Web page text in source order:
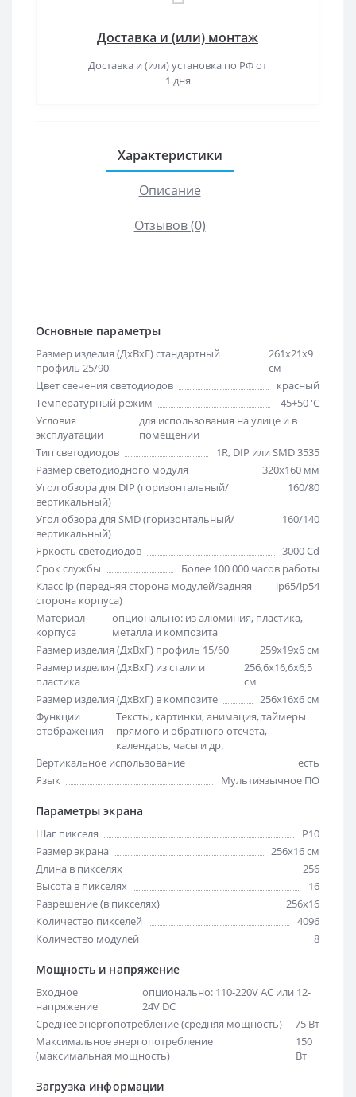
Доставка и (или) монтаж
Доставка и (или) установка по РФ от
1 дня
Характеристики
Описание
Отзывов (0)
Основные параметры
Размер изделия (ДхВхГ) стандартный
профиль 25/90
261х21х9
см
Цвет свечения светодиодов
красный
Температурный режим
-45+50 'C
Условия
эксплуатации
для использования на улице и в
помещении
Тип светодиодов
1R, DIP или SMD 3535
Размер светодиодного модуля
320х160 мм
Угол обзора для DIP (горизонтальный/
вертикальный)
160/80
Угол обзора для SMD (горизонтальный/
вертикальный)
160/140
Яркость светодиодов
3000 Cd
Срок службы
Более 100 000 часов работы
Класс ip (передняя сторона модулей/задняя
сторона корпуса)
ip65/ip54
Материал
корпуса
опционально: из алюминия, пластика,
металла и композита
Размер изделия (ДхВхГ) профиль 15/60
259х19х6 см
Размер изделия (ДхВхГ) из стали и
пластика
256,6х16,6х6,5
см
Размер изделия (ДхВхГ) в композите
256х16х6 см
Функции
отображения
Тексты, картинки, анимация, таймеры
прямого и обратного отсчета,
календарь, часы и др.
Вертикальное использование
есть
Язык
Мультиязычное ПО
Параметры экрана
Шаг пикселя
Р10
Размер экрана
256х16 см
Длина в пикселях
256
Высота в пикселях
16
Разрешение (в пикселях)
256x16
Количество пикселей
4096
Количество модулей
8
Мощность и напряжение
Входное
напряжение
опционально: 110-220V AC или 12-
24V DC
Среднее энергопотребление (средняя мощность)
75 Вт
Максимальное энергопотребление
(максимальная мощность)
150
Вт
Загрузка информации